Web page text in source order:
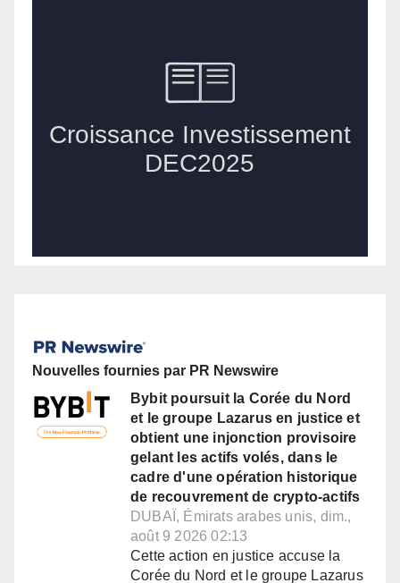
Nouvelles fournies par PR Newswire
Bybit poursuit la Corée du Nord
et le groupe Lazarus en justice et
obtient une injonction provisoire
gelant les actifs volés, dans le
cadre d'une opération historique
de recouvrement de crypto-actifs
DUBAÏ, Émirats arabes unis, dim.,
août 9 2026 02:13
Cette action en justice accuse la
Corée du Nord et le groupe Lazarus